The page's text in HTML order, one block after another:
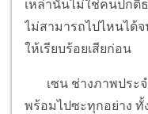
เหล่านั้นไม่ใช่คนปกติ
ไม่สามารถไปไหนได้
ให้เรียบร้อยเสียก่อน
เซน ช่างภาพประจ
พร้อมไปซะทุกอย่าง ทั้